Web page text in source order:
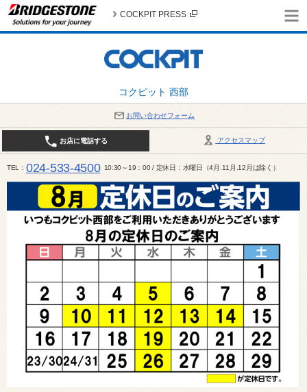
コクピット 西部
COCKPIT PRESS
お問い合わせフォーム
アクセスマップ
お店に電話する
TEL 024-533-4500 10:30～19：00 / 定休日：水曜日（4月.11月.12月